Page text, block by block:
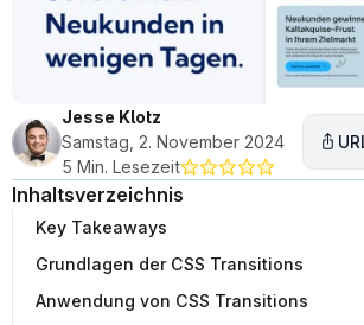
Jesse Klotz
Samstag, 2. November 2024
5 Min. Lesezeit
Inhaltsverzeichnis
Key Takeaways
Grundlagen der CSS Transitions
Anwendung von CSS Transitions